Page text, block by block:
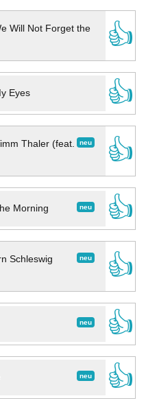
Will Not Forget the
👍
Eyes
👍
neu
Thaler (feat.
👍
neu
Morning
👍
neu
Schleswig
👍
neu
👍
neu
👍